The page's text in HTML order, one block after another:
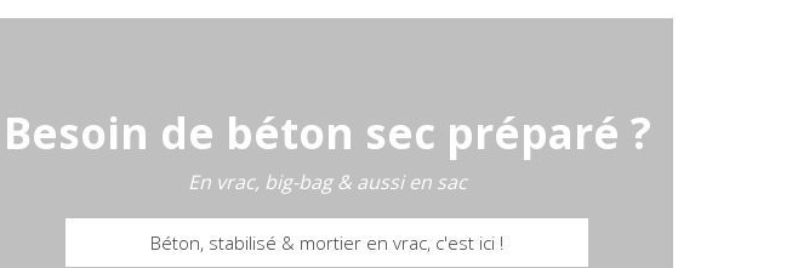
Besoin de béton sec préparé ?
En vrac, big-bag & aussi en sac
Béton, stabilisé & mortier en vrac, c'est ici !